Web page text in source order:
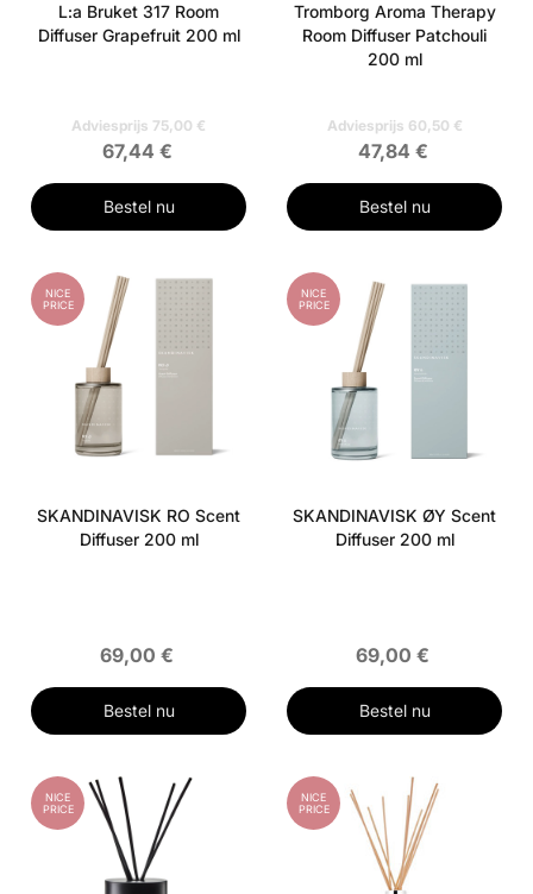
L:a Bruket 317 Room
Diffuser Grapefruit 200 ml
Adviesprijs 75,00 €
67,44 €
Bestel nu
Tromborg Aroma Therapy
Room Diffuser Patchouli
200 ml
Adviesprijs 60,50 €
47,84 €
Bestel nu
NICE
PRICE
SKANDINAVISK RO Scent
Diffuser 200 ml
69,00 €
Bestel nu
NICE
PRICE
SKANDINAVISK ØY Scent
Diffuser 200 ml
69,00 €
Bestel nu
NICE
PRICE
NICE
PRICE